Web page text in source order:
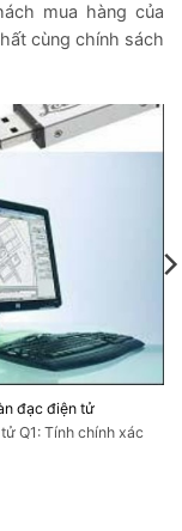
mua hàng của
cùng chính sách
đạc điện tử
Q1: Tính chính xác